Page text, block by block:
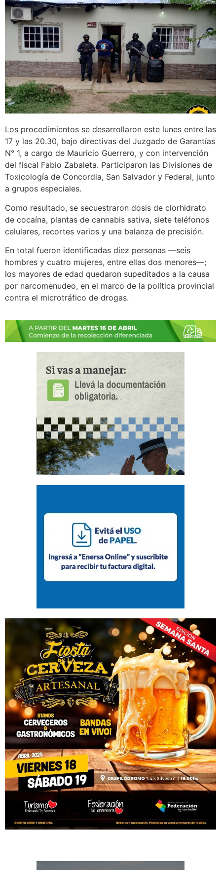
Los procedimientos se desarrollaron este lunes entre las
17 y las 20.30, bajo directivas del Juzgado de Garantías
N° 1, a cargo de Mauricio Guerrero, y con intervención
del fiscal Fabio Zabaleta. Participaron las Divisiones de
Toxicología de Concordia, San Salvador y Federal, junto
a grupos especiales.
Como resultado, se secuestraron dosis de clorhidrato
de cocaína, plantas de cannabis sativa, siete teléfonos
celulares, recortes varios y una balanza de precisión.
En total fueron identificadas diez personas —seis
hombres y cuatro mujeres, entre ellas dos menores—;
los mayores de edad quedaron supeditados a la causa
por narcomenudeo, en el marco de la política provincial
contra el microtráfico de drogas.